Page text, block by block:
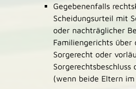
Gegebenenfalls
Scheidungsurteil mit
oder nachträglicher
Familiengerichts über
Sorgerecht oder
Sorgerechtsbeschluss
(wenn beide Eltern